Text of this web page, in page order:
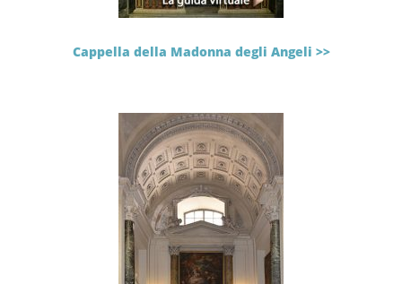
Cappella della Madonna degli Angeli >>